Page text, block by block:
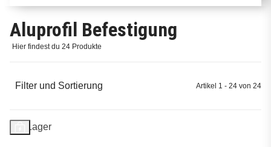
Aluprofil Befestigung
Hier findest du 24 Produkte
Filter und Sortierung Artikel 1 - 24 von 24
Auf Lager